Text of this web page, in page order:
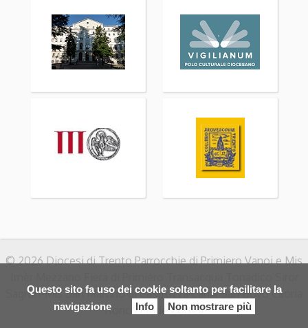
Questo sito fa uso dei cookie soltanto per facilitare la
navigazione
Info Non mostrare più
© 2026 Diocesi di Trento Parrocchie di Primiero Vanoi e Mis
Sagron-Mis San Martino di Castrozza Canal San Bovo Caoria
Ronco Prade Zortea